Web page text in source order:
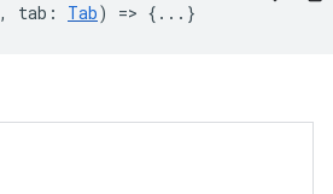
, tab : Tab) => {...}